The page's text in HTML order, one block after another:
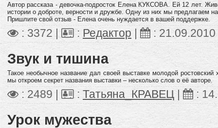
Автор рассказа - девочка-подросток Елена КУКСОВА. Ей 12 лет.
истории о доброте, верности и дружбе. Одну из них мы предлагаем
Пришлите свой отзыв - Елена очень нуждается в вашей поддержке.
: 3372 | : Редактор : 21.09.2010
Звук и тишина
Такое необычное название дал своей выставке молодой
мы откроем секрет названия выставки – несколько слов о её авторе.
: 2489 | : Татьяна_КРАВЕЦ| :
Урок мужества